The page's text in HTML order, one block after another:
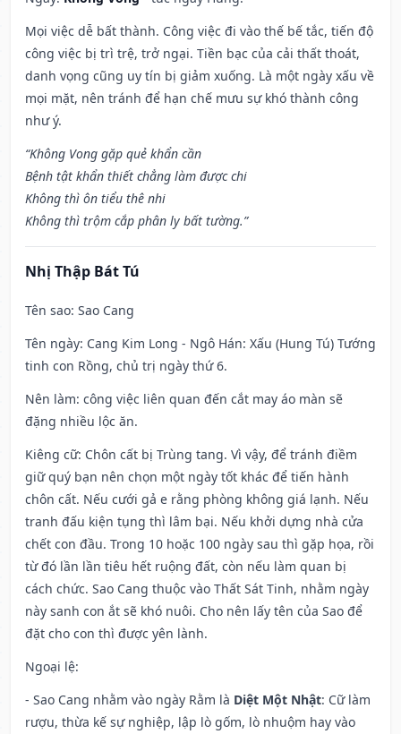
Mọi việc dễ bất thành. Công việc đi vào thế bế tắc, tiến độ
công việc bị trì trệ, trở ngại. Tiền bạc của cải thất thoát,
danh vọng cũng uy tín bị giảm xuống. Là một ngày xấu về
mọi mặt, nên tránh để hạn chế mưu sự khó thành công
như ý.
“Không Vong gặp quẻ khẩn cần
Bệnh tật khẩn thiết chẳng làm được chi
Không thì ôn tiểu thê nhi
Không thì trộm cắp phân ly bất tường.”
Nhị Thập Bát Tú
Tên sao: Sao Cang
Tên ngày: Cang Kim Long - Ngô Hán: Xấu (Hung Tú) Tướng
tinh con Rồng, chủ trị ngày thứ 6.
Nên làm: công việc liên quan đến cắt may áo màn sẽ
đặng nhiều lộc ăn.
Kiêng cữ: Chôn cất bị Trùng tang. Vì vậy, để tránh điềm
giữ quý bạn nên chọn một ngày tốt khác để tiến hành
chôn cất. Nếu cưới gả e rằng phòng không giá lạnh. Nếu
tranh đấu kiện tụng thì lâm bại. Nếu khởi dựng nhà cửa
chết con đầu. Trong 10 hoặc 100 ngày sau thì gặp họa, rồi
từ đó lần lần tiêu hết ruộng đất, còn nếu làm quan bị
cách chức. Sao Cang thuộc vào Thất Sát Tinh, nhằm ngày
này sanh con ắt sẽ khó nuôi. Cho nên lấy tên của Sao để
đặt cho con thì được yên lành.
Ngoại lệ:
- Sao Cang nhằm vào ngày Rằm là Diệt Một Nhật: Cữ làm
rượu, thừa kế sự nghiệp, lập lò gốm, lò nhuộm hay vào